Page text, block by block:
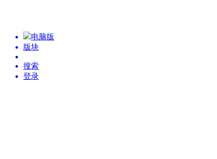
电脑版
版块
搜索
登录